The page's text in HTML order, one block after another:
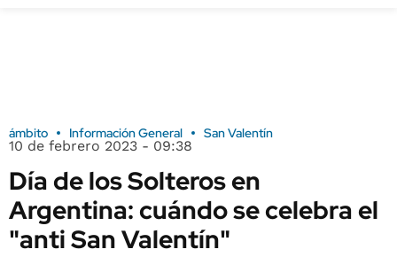
ámbito Información General San Valentín
10 de febrero 2023 - 09:38
Día de los Solteros en
Argentina: cuándo se celebra el
"anti San Valentín"